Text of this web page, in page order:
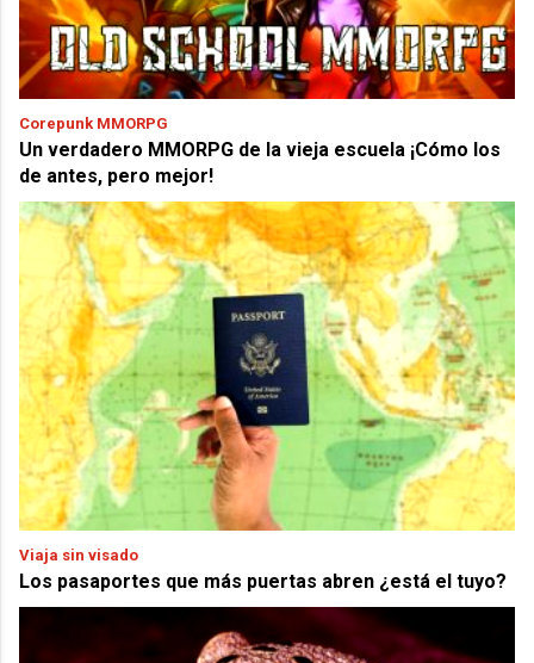
Corepunk MMORPG
Un verdadero MMORPG de la vieja escuela ¡Cómo los
de antes, pero mejor!
Viaja sin visado
Los pasaportes que más puertas abren ¿está el tuyo?